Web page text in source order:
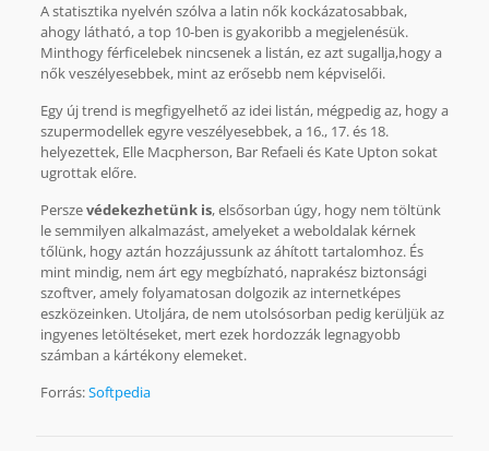
A statisztika nyelvén szólva a latin nők kockázatosabbak,
ahogy látható, a top 10-ben is gyakoribb a megjelenésük.
Minthogy férficelebek nincsenek a listán, ez azt sugallja,hogy a
nők veszélyesebbek, mint az erősebb nem képviselői.
Egy új trend is megfigyelhető az idei listán, mégpedig az, hogy a
szupermodellek egyre veszélyesebbek, a 16., 17. és 18.
helyezettek, Elle Macpherson, Bar Refaeli és Kate Upton sokat
ugrottak előre.
Perszevédekezhetünk is, elsősorban úgy, hogy nem töltünk
le semmilyen alkalmazást, amelyeket a weboldalak kérnek
tőlünk, hogy aztán hozzájussunk az áhított tartalomhoz. És
mint mindig, nem árt egy megbízható, naprakész biztonsági
szoftver, amely folyamatosan dolgozik az internetképes
eszközeinken. Utoljára, de nem utolsósorban pedig kerüljük az
ingyenes letöltéseket, mert ezek hordozzák legnagyobb
számban a kártékony elemeket.
Forrás:Softpedia